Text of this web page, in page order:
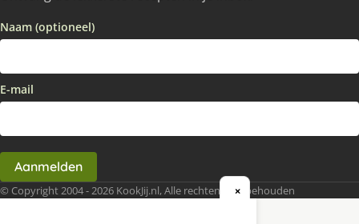
Naam (optioneel)
E-mail
Aanmelden
© Copyright 2004 - 2026 KookJij.nl, Alle rechten voorbehouden
×